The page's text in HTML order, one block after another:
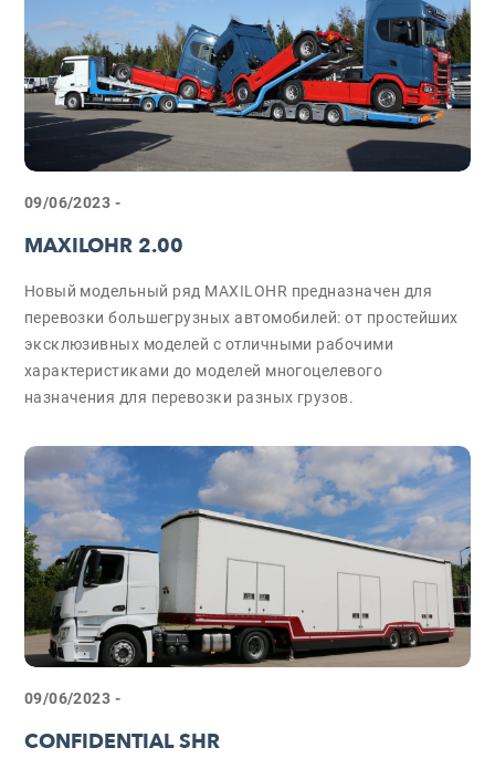
09/06/2023 -
MAXILOHR 2.00
Новый модельный ряд MAXILOHR предназначен для
перевозки большегрузных автомобилей: от простейших
эксклюзивных моделей с отличными рабочими
характеристиками до моделей многоцелевого
назначения для перевозки разных грузов.
09/06/2023 -
CONFIDENTIAL SHR